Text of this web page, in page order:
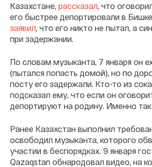
Казахстане, рассказал , что
его быстрее депортировали в
заявил , что его никто не пытал, а
при задержании.
По словам музыканта, 7 января он
(пытался попасть домой), но по
посту его задержали. Кто-то из
подсказал ему, что если он
депортируют на родину. Именно так
Ранее Казахстан выполнил
освободил музыканта, которого
участии в беспорядках. 9 января
Qazaqstan обнародовал видео, на